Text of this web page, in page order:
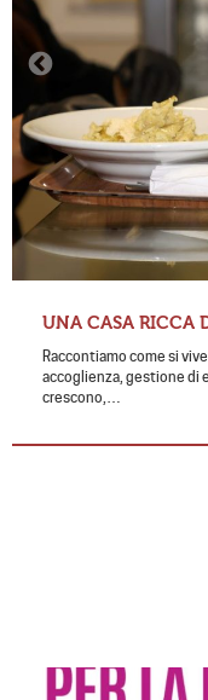
UNA CASA RICCA
Raccontiamo come si
accoglienza, gestione di
crescono,…